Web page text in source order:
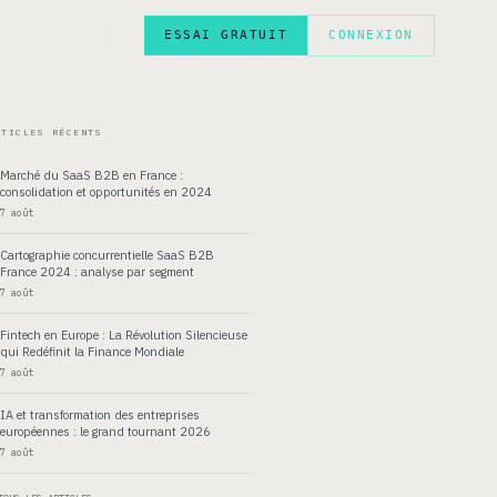
ESSAI GRATUIT CONNEXION
RÉCENTS
Marché du SaaS B2B en France :
consolidation et opportunités en 2024
7 août
Cartographie concurrentielle SaaS B2B
France 2024 : analyse par segment
7 août
Fintech en Europe : La Révolution Silencieuse
qui Redéfinit la Finance Mondiale
7 août
IA et transformation des entreprises
européennes : le grand tournant 2026
7 août